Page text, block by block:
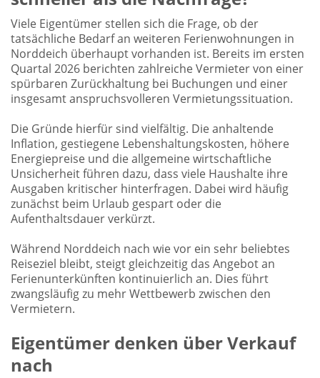
Viele Eigentümer stellen sich die Frage, ob der
tatsächliche Bedarf an weiteren Ferienwohnungen in
Norddeich überhaupt vorhanden ist. Bereits im ersten
Quartal 2026 berichten zahlreiche Vermieter von einer
spürbaren Zurückhaltung bei Buchungen und einer
insgesamt anspruchsvolleren Vermietungssituation.
Die Gründe hierfür sind vielfältig. Die anhaltende
Inflation, gestiegene Lebenshaltungskosten, höhere
Energiepreise und die allgemeine wirtschaftliche
Unsicherheit führen dazu, dass viele Haushalte ihre
Ausgaben kritischer hinterfragen. Dabei wird häufig
zunächst beim Urlaub gespart oder die
Aufenthaltsdauer verkürzt.
Während Norddeich nach wie vor ein sehr beliebtes
Reiseziel bleibt, steigt gleichzeitig das Angebot an
Ferienunterkünften kontinuierlich an. Dies führt
zwangsläufig zu mehr Wettbewerb zwischen den
Vermietern.
Eigentümer denken über Verkauf
nach